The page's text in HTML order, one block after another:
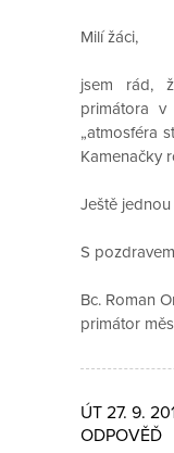
Milí žáci,
jsem rád,
primátora
„atmosféra
Kamenačky
Ještě
S pozdravem
Bc. Roman
primátor
ÚT 27. 9.
ODPOVĚĎ